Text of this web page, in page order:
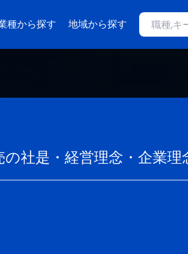
種から探す 地域から探す
の社是・経営理念・企業理